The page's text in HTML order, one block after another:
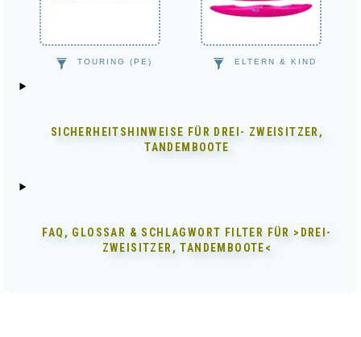
TOURING (PE) ELTERN & KIND
SICHERHEITSHINWEISE FÜR DREI- ZWEISITZER,
TANDEMBOOTE
FAQ, GLOSSAR & SCHLAGWORT FILTER FÜR >DREI-
ZWEISITZER, TANDEMBOOTE<